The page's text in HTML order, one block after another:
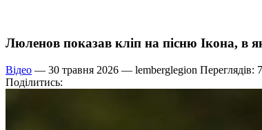
Люленов показав кліп на пісню Ікона,
Відео — 30 травня 2026 — lemberglegion Переглядів:
Поділитись: